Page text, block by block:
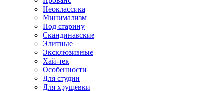
Неоклассика
Минимализм
Под старину
Скандинавские
Элитные
Эксклюзивные
Хай-тек
Особенности
Для студии
Для хрущевки